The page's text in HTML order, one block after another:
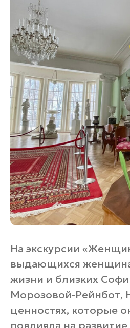
На экскурсии
выдающихся
жизни и близких
Морозовой-Рейнбот,
ценностях, которые